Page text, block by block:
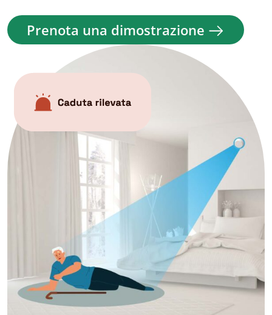
Prenota una dimostrazione